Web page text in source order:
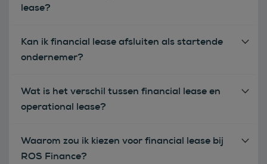
lease?
Kan ik financial lease afsluiten als startende
ondernemer?
Wat is het verschil tussen financial lease en
operational lease?
Waarom zou ik kiezen voor financial lease bij
ROS Finance?